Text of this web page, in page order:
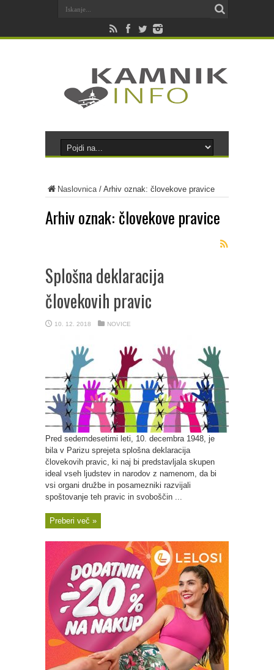
Naslovnica/ Arhiv oznak: človekove pravice
Arhiv oznak: človekove pravice
Splošna deklaracija
človekovih pravic
10. 12. 2018 NOVICE
Pred sedemdesetimi leti, 10. decembra 1948, je
bila v Parizu sprejeta splošna deklaracija
človekovih pravic, ki naj bi predstavljala skupen
ideal vseh ljudstev in narodov z namenom, da bi
vsi organi družbe in posamezniki razvijali
spoštovanje teh pravic in svoboščin ...
Preberi več »